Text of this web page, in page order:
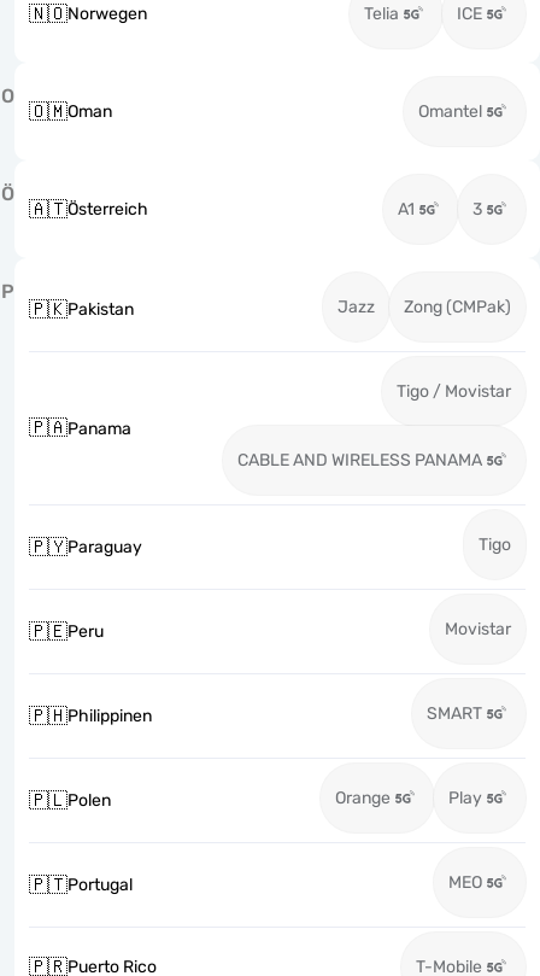
🇳🇴Norwegen Telia ICE
O
🇴🇲Oman Omantel
Ö
🇦🇹Österreich A1 3
P
🇵🇰Pakistan Jazz Zong (CMPak)
🇵🇦Panama
Tigo / Movistar
CABLE AND WIRELESS PANAMA
🇵🇾Paraguay Tigo
🇵🇪Peru Movistar
🇵🇭Philippinen SMART
🇵🇱Polen Orange Play
🇵🇹Portugal MEO
🇵🇷Puerto Rico T-Mobile